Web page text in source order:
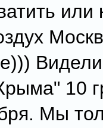
или
10
Мы